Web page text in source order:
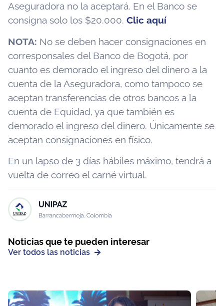
Aseguradora no la aceptará. En el Banco se
consigna solo los $20.000. Clic aquí
NOTA: No se deben hacer consignaciones en
corresponsales del Banco de Bogotá, por
cuanto es demorado el ingreso del dinero a la
cuenta de la Aseguradora, como tampoco se
aceptan transferencias de otros bancos a la
cuenta de Equidad, ya que también es
demorado el ingreso del dinero. Únicamente se
aceptan consignaciones en físico.
En un lapso de 3 días hábiles máximo, tendrá a
vuelta de correo el carné virtual.
Noticias que te pueden interesar
Ver todos las noticias